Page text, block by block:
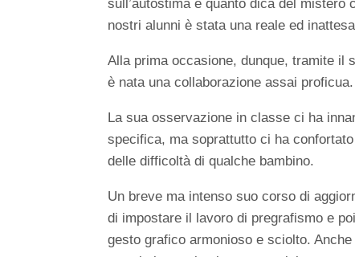
sull’autostima e quanto dica del
nostri alunni è stata una reale ed
Alla prima occasione, dunque, tramite il
è nata una collaborazione assai proficua.
La sua osservazione in classe ci ha
specifica, ma soprattutto ci ha
delle difficoltà di qualche bambino.
Un breve ma intenso suo corso di
di impostare il lavoro di pregrafismo e
gesto grafico armonioso e sciolto.